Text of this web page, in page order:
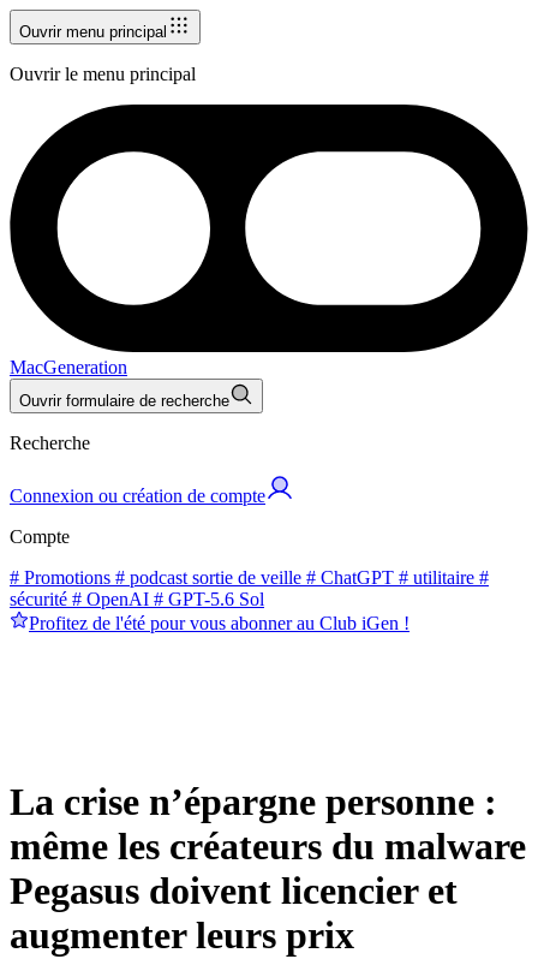
Ouvrir menu principal
Ouvrir le menu principal
MacGeneration
Ouvrir formulaire de recherche
Recherche
Connexion ou création de compte
Compte
# Promotions # podcast sortie de veille # ChatGPT # utilitaire #
sécurité # OpenAI # GPT-5.6 Sol
Profitez de l'été pour vous abonner au Club iGen !
La crise n’épargne personne :
même les créateurs du malware
Pegasus doivent licencier et
augmenter leurs prix